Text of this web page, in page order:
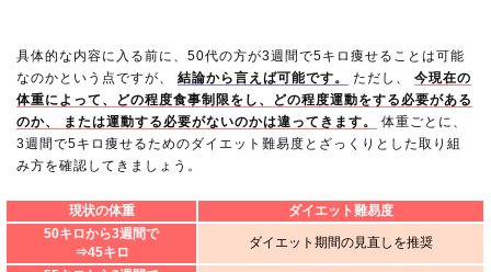
具体的な内容に入る前に、50代の方が3週間で5キロ痩せることは可能
なのかという点ですが、結論から言えば可能です。 ただし、今現在の
体重によって、どの程度食事制限をし、どの程度運動をする必要がある
のか、 または運動する必要がないのかは違ってきます。
体重ごとに、
3週間で5キロ痩せるためのダイエット難易度とざっくりとした取り組
み方を確認してきましょう。
現状の体重
ダイエット難易度
50キロから3週間で
⇒45キロ
ダイエット期間の見直しを推奨